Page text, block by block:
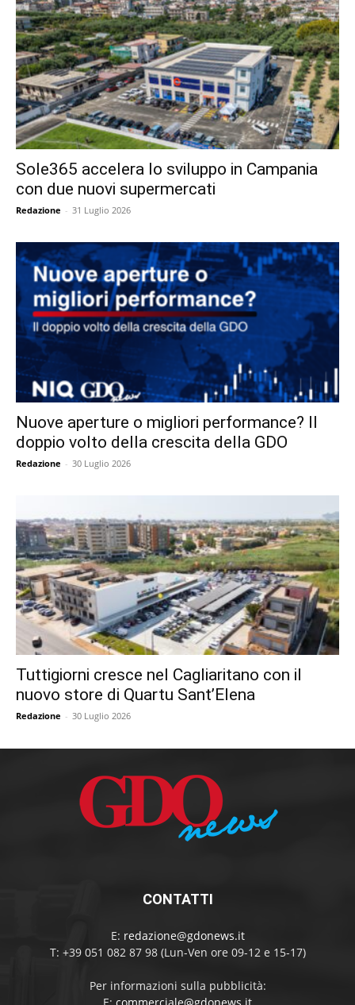
Sole365 accelera lo sviluppo in Campania
con due nuovi supermercati
Redazione - 31 Luglio 2026
Nuove aperture o migliori performance? Il
doppio volto della crescita della GDO
Redazione - 30 Luglio 2026
Tuttigiorni cresce nel Cagliaritano con il
nuovo store di Quartu Sant’Elena
Redazione - 30 Luglio 2026
CONTATTI
E: redazione@gdonews.it
T: +39 051 082 87 98 (Lun-Ven ore 09-12 e 15-17)
Per informazioni sulla pubblicità: